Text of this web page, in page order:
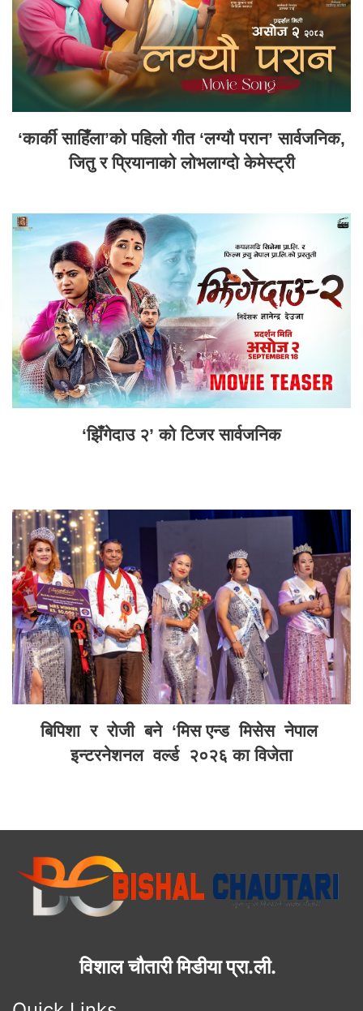
‘कार्की साहिँला’को पहिलो गीत ‘लग्यौ परान’ सार्वजनिक,
जितु र प्रियानाको लोभलाग्दो केमेस्ट्री
‘झिँगेदाउ २’ को टिजर सार्वजनिक
बिपिशा र रोजी बने ‘मिस एन्ड मिसेस नेपाल
इन्टरनेशनल वर्ल्ड २०२६ का विजेता
विशाल चौतारी मिडीया प्रा.ली.